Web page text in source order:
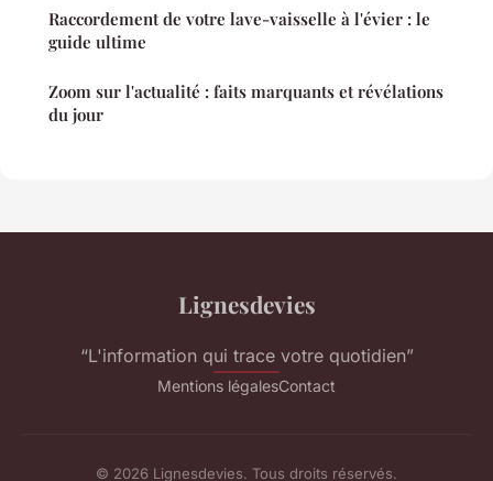
Raccordement de votre lave-vaisselle à l'évier : le
guide ultime
Zoom sur l'actualité : faits marquants et révélations
du jour
Lignesdevies
“L'information qui trace votre quotidien”
Mentions légalesContact
© 2026 Lignesdevies. Tous droits réservés.